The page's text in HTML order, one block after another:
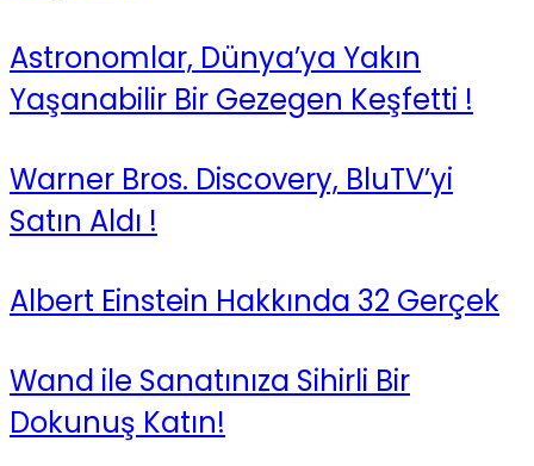
Astronomlar, Dünya’ya Yakın
Yaşanabilir Bir Gezegen Keşfetti !
Warner Bros. Discovery, BluTV’yi
Satın Aldı !
Albert Einstein Hakkında 32 Gerçek
Wand ile Sanatınıza Sihirli Bir
Dokunuş Katın!